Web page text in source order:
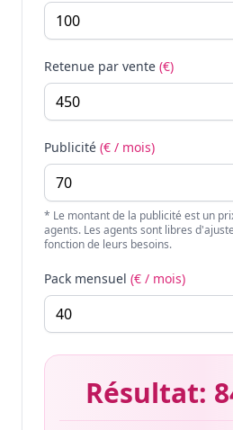
Retenue par vente (€)
Publicité (€ / mois)
* Le montant de la publicité est un
agents. Les agents sont libres
fonction de leurs besoins.
Pack mensuel (€ / mois)
Résultat: